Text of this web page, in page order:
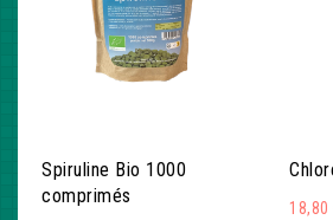
Spiruline Bio 1000
comprimés
18,80